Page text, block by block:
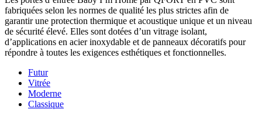
fabriquées selon les normes de qualité les plus strictes afin de
garantir une protection thermique et acoustique unique et un niveau
de sécurité élevé. Elles sont dotées d’un vitrage isolant,
d’applications en acier inoxydable et de panneaux décoratifs pour
répondre à toutes les exigences esthétiques et fonctionnelles.
Futur
Vitrée
Moderne
Classique